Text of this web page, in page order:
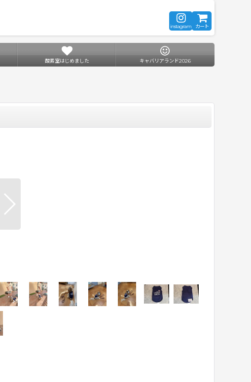
instagram カート
酸素室はじめました キャバリアランド2026